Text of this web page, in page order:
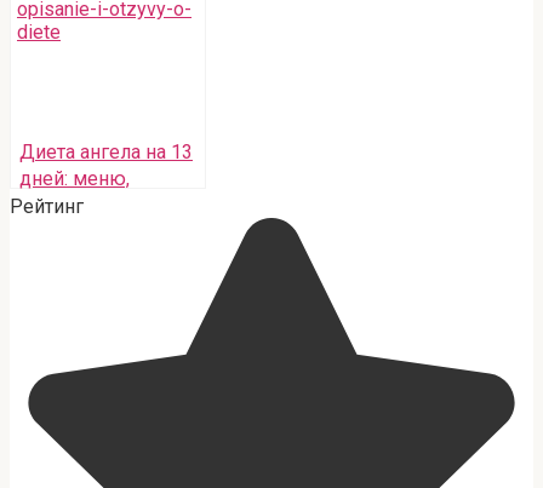
Диета ангела на 13
дней: меню,
описание и отзывы
Рейтинг